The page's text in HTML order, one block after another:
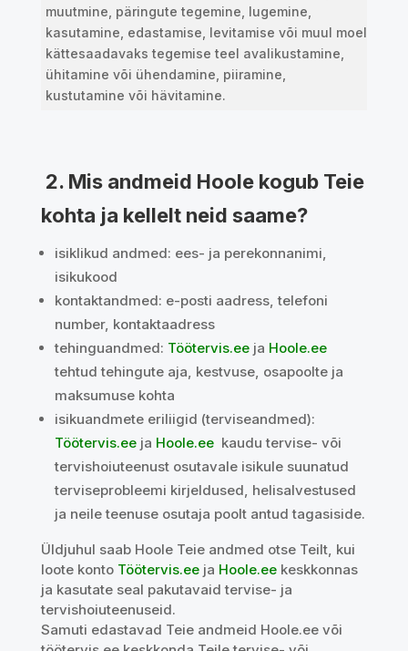
muutmine, päringute tegemine, lugemine,
kasutamine, edastamise, levitamise või muul moel
kättesaadavaks tegemise teel avalikustamine,
ühitamine või ühendamine, piiramine,
kustutamine või hävitamine.
2. Mis andmeid Hoole kogub Teie
kohta ja kellelt neid saame?
isiklikud andmed: ees- ja perekonnanimi,
isikukood
kontaktandmed: e-posti aadress, telefoni
number, kontaktaadress
tehinguandmed: Töötervis.eeja Hoole.ee
tehtud tehingute aja, kestvuse, osapoolte ja
maksumuse kohta
isikuandmete eriliigid (terviseandmed):
Töötervis.eeja Hoole.ee kaudu tervise- või
tervishoiuteenust osutavale isikule suunatud
terviseprobleemi kirjeldused, helisalvestused
ja neile teenuse osutaja poolt antud tagasiside.
Üldjuhul saab Hoole Teie andmed otse Teilt, kui
loote konto Töötervis.eeja Hoole.ee keskkonnas
ja kasutate seal pakutavaid tervise- ja
tervishoiuteenuseid.
Samuti edastavad Teie andmeid Hoole.ee või